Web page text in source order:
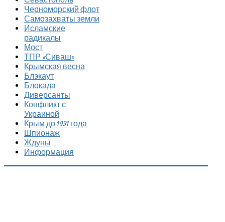
Черноморский флот
Самозахваты земли
Исламские
радикалы
Мост
ТПР «Сиваш»
Крымская весна
Блэкаут
Блокада
Диверсанты
Конфликт с
Украиной
Крым до 1991 года
Шпионаж
Ждуны
Информация